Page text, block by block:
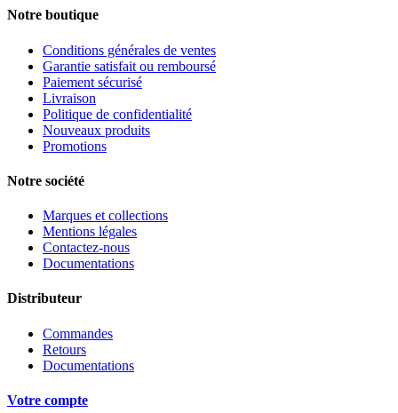
Notre boutique
Conditions générales de ventes
Garantie satisfait ou remboursé
Paiement sécurisé
Livraison
Politique de confidentialité
Nouveaux produits
Promotions
Notre société
Marques et collections
Mentions légales
Contactez-nous
Documentations
Distributeur
Commandes
Retours
Documentations
Votre compte